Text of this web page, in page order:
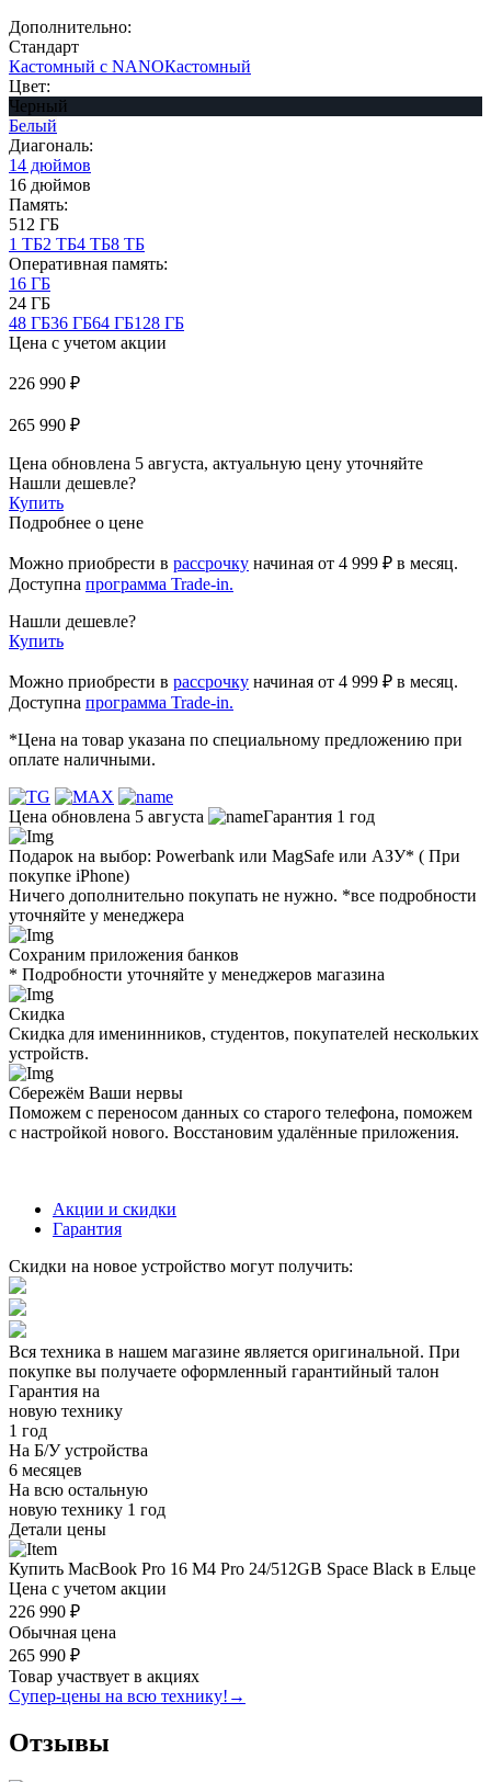
Дополнительно:
Стандарт
Кастомный с NANOКастомный
Цвет:
Черный
Белый
Диагональ:
14 дюймов
16 дюймов
Память:
512 ГБ
1 ТБ2 ТБ4 ТБ8 ТБ
Оперативная память:
16 ГБ
24 ГБ
48 ГБ36 ГБ64 ГБ128 ГБ
Цена с учетом акции
226 990 ₽
265 990 ₽
Цена обновлена 5 августа, актуальную цену уточняйте
Нашли дешевле?
Купить
Подробнее о цене
Можно приобрести в рассрочку начиная от 4 999 ₽ в месяц.
Доступна программа Trade-in.
Нашли дешевле?
Купить
Можно приобрести в рассрочку начиная от 4 999 ₽ в месяц.
Доступна программа Trade-in.
*Цена на товар указана по специальному предложению при
оплате наличными.
Цена обновлена 5 августа Гарантия 1 год
Подарок на выбор: Powerbank или MagSafe или AЗУ* ( При
покупке iPhone)
Ничего дополнительно покупать не нужно. *все подробности
уточняйте у менеджера
Сохраним приложения банков
* Подробности уточняйте у менеджеров магазина
Скидка
Скидка для именинников, студентов, покупателей нескольких
устройств.
Сбережём Ваши нервы
Поможем с переносом данных со старого телефона, поможем
с настройкой нового. Восстановим удалённые приложения.
Акции и скидки
Гарантия
Скидки на новое устройство могут получить:
Вся техника в нашем магазине является оригинальной. При
покупке вы получаете оформленный гарантийный талон
Гарантия на
новую технику
1 год
На Б/У устройства
6 месяцев
На всю остальную
новую технику 1 год
Детали цены
Купить MacBook Pro 16 M4 Pro 24/512GB Space Black в Ельце
Цена с учетом акции
226 990 ₽
Обычная цена
265 990 ₽
Товар участвует в акциях
Супер-цены на всю технику! →
Отзывы